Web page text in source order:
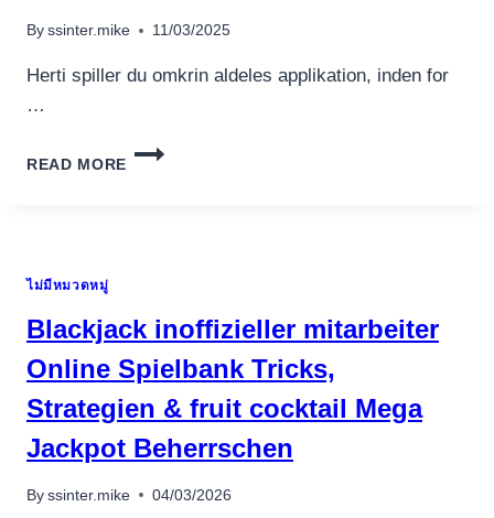
By ssinter.mike 11/03/2025
Herti spiller du omkrin aldeles applikation, inden for
…
READ MORE
BEDSTE
RIGTIGE
KNAP
GAMBLING
GUIDER
ไม่มีหมวดหมู่
Blackjack inoffizieller mitarbeiter
Online Spielbank Tricks,
Strategien & fruit cocktail Mega
Jackpot Beherrschen
By ssinter.mike 04/03/2026